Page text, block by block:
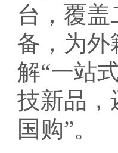
台，覆
备，为外
解“一站
技新品，
国购”。